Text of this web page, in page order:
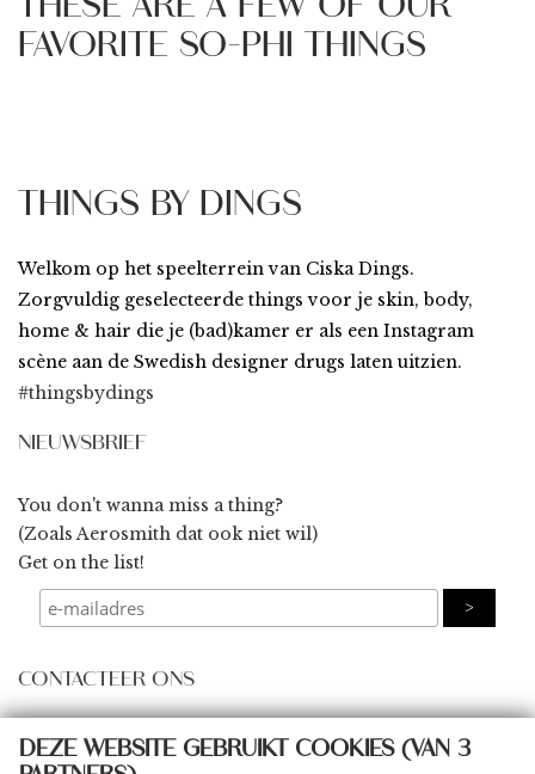
FAVORITE SO-PHI THINGS
DEZE WEBSITE GEBRUIKT COOKIES (VAN 3
THINGS BY DINGS
Welkom op het speelterrein van Ciska Dings.
Zorgvuldig geselecteerde things voor je skin, body,
home & hair die je (bad)kamer er als een Instagram
scène aan de Swedish designer drugs laten uitzien.
#thingsbydings
NIEUWSBRIEF
You don't wanna miss a thing?
(Zoals Aerosmith dat ook niet wil)
Get on the list!
CONTACTEER ONS
some@thingsbydings.com